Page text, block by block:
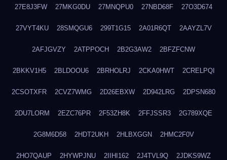
27E8J3FW 27MKG0DU 27MNQPU0 27NBD68F 27O3D674
27VYT4KU 28SMQGU6 299T1G15 2A01R6QT 2AAYZL7V
2AFJGVZY 2ATPPOCH 2B2G3AW2 2BFZFCNW
2BKKV1H5 2BLDOOU6 2BRHOLRJ 2CKA0HWT 2CRELPQI
2CSOTXFR 2CVZ7WMG 2D26EBXW 2D942LRG 2DPSN680
2DU7LORM 2EZC76PR 2F53ZH8K 2FFJSSR3 2G789XQE
2G8M6D58 2HDT2UKH 2HLBXGGN 2HMC2F0V
2HO7QAUP 2HYWPJNU 2IIHI162 2J4TVL9Q 2JDKS9WZ